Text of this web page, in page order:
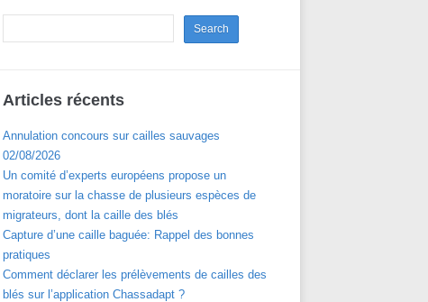
Articles récents
Annulation concours sur cailles sauvages
02/08/2026
Un comité d’experts européens propose un
moratoire sur la chasse de plusieurs espèces de
migrateurs, dont la caille des blés
Capture d’une caille baguée: Rappel des bonnes
pratiques
Comment déclarer les prélèvements de cailles des
blés sur l’application Chassadapt ?